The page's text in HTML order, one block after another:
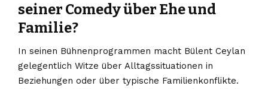
seiner Comedy über Ehe und
Familie?
In seinen Bühnenprogrammen macht Bülent Ceylan
gelegentlich Witze über Alltagssituationen in
Beziehungen oder über typische Familienkonflikte.